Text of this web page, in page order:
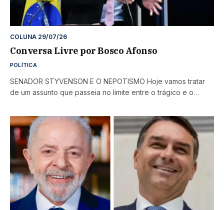
COLUNA 29/07/26
Conversa Livre por Bosco Afonso
POLÍTICA
SENADOR STYVENSON E O NEPOTISMO Hoje vamos tratar
de um assunto que passeia no limite entre o trágico e o…